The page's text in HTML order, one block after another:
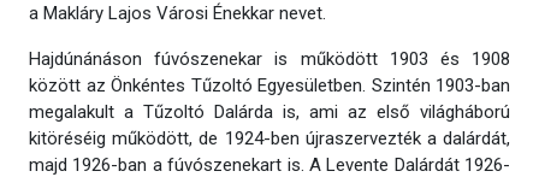
a Makláry Lajos Városi Énekkar nevet.
Hajdúnánáson fúvószenekar is működött 1903 és 1908
között az Önkéntes Tűzoltó Egyesületben. Szintén 1903-ban
megalakult a Tűzoltó Dalárda is, ami az első világháború
kitöréséig működött, de 1924-ben újraszervezték a dalárdát,
majd 1926-ban a fúvószenekart is. A Levente Dalárdát 1926-